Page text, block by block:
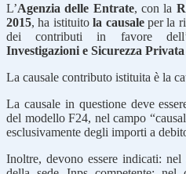
L’Agenzia delle Entrate, con la
2015, ha istituitola causaleper la
dei contributi in favore
Investigazioni e Sicurezza
La causale contributo istituita è la
La causale in questione deve
del modello F24, nel campo
esclusivamente degli importi a
Inoltre, devono essere indicati: